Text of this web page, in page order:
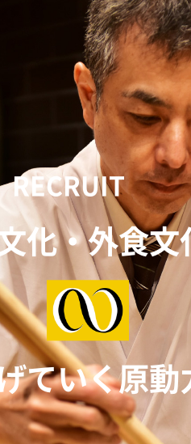
RECRUIT
化・外食文
ていく原動